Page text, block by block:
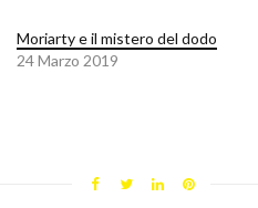
Moriarty e il mistero del dodo
24 Marzo 2019